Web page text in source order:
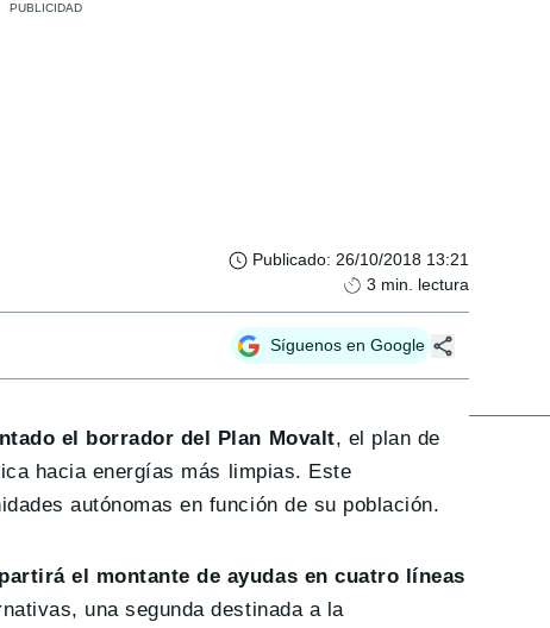
Publicado: 26/10/2018 13:21
3 min. lectura
Síguenos en Google
el borrador del Plan Movalt, el plan de
hacia energías más limpias. Este
autónomas en función de su población.
el montante de ayudas en cuatro líneas
una segunda destinada a la